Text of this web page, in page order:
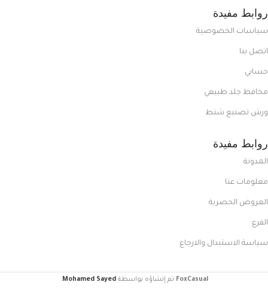
روابط مفيدة
سياسات الخصوصية
اتصل بنا
حسابي
محافظ جلد طبيعي
ورش تصنيع شنط
روابط مفيدة
المدونة
معلومات عنا
العروض الحصرية
الفرع
سياسة الاستبدال والارجاع
FoxCasual تم إنشاؤه بواسطةMohamed Sayed
.